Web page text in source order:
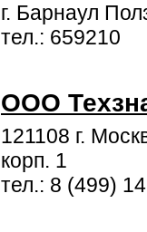
г. Барнаул
тел.: 659210
ООО
121108 г.
корп. 1
тел.: 8 (499)